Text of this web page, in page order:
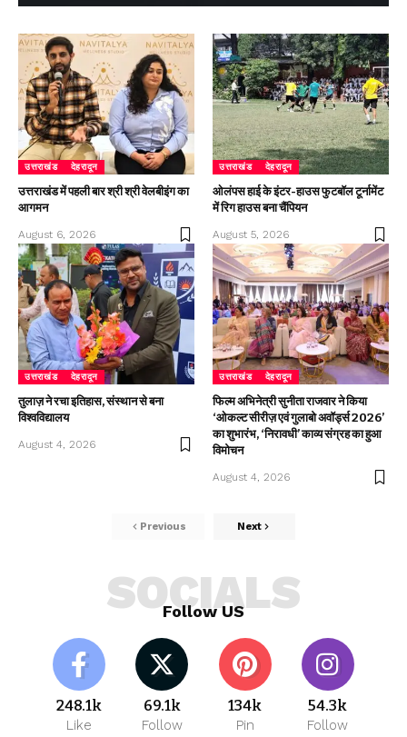
उत्तराखंड देहरादून
उत्तराखंड में पहली बार श्री श्री वेलबीइंग का
आगमन
August 6, 2026
उत्तराखंड देहरादून
ओलंपस हाई के इंटर-हाउस फुटबॉल टूर्नामेंट
में रिग हाउस बना चैंपियन
August 5, 2026
उत्तराखंड देहरादून
तुलाज़ ने रचा इतिहास, संस्थान से बना
विश्वविद्यालय
August 4, 2026
उत्तराखंड देहरादून
फिल्म अभिनेत्री सुनीता राजवार ने किया
‘ओकल्ट सीरीज़ एवं गुलाबो अवॉर्ड्स 2026’
का शुभारंभ, ‘निरावधी’ काव्य संग्रह का हुआ
विमोचन
August 4, 2026
Previous Next
Follow US
SOCIALS
248.1k
Like
69.1k
Follow
134k
Pin
54.3k
Follow